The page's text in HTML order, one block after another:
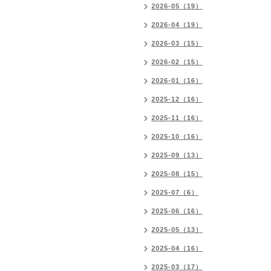
2026-05（19）
2026-04（19）
2026-03（15）
2026-02（15）
2026-01（16）
2025-12（16）
2025-11（16）
2025-10（16）
2025-09（13）
2025-08（15）
2025-07（6）
2025-06（16）
2025-05（13）
2025-04（16）
2025-03（17）